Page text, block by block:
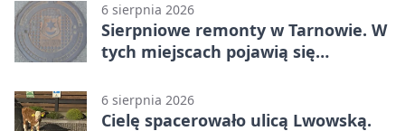
6 sierpnia 2026
Sierpniowe remonty w Tarnowie. W
tych miejscach pojawią się
6 sierpnia 2026
Cielę spacerowało ulicą Lwowską.